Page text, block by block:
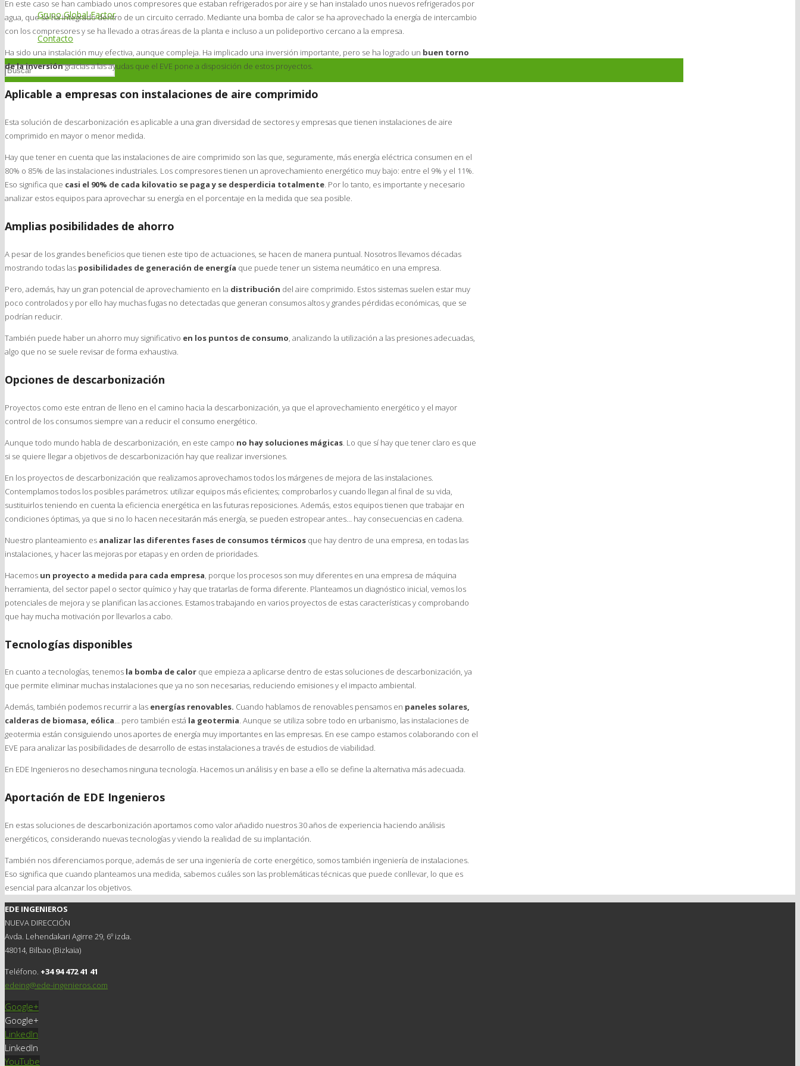
Grupo Global Factor
Contacto
En este caso se han cambiado unos compresores que estaban refrigerados por aire y se han instalado unos nuevos refrigerados por
agua, que se ha integrado dentro de un circuito cerrado. Mediante una bomba de calor se ha aprovechado la energía de intercambio
con los compresores y se ha llevado a otras áreas de la planta e incluso a un polideportivo cercano a la empresa.
Ha sido una instalación muy efectiva, aunque compleja. Ha implicado una inversión importante, pero se ha logrado un buen torno
de la inversióngracias a las ayudas que el EVE pone a disposición de estos proyectos.
Aplicable a empresas con instalaciones de aire comprimido
Esta solución de descarbonización es aplicable a una gran diversidad de sectores y empresas que tienen instalaciones de aire
comprimido en mayor o menor medida.
Hay que tener en cuenta que las instalaciones de aire comprimido son las que, seguramente, más energía eléctrica consumen en el
80% o 85% de las instalaciones industriales. Los compresores tienen un aprovechamiento energético muy bajo: entre el 9% y el 11%.
Eso significa que casi el 90% de cada kilovatio se paga y se desperdicia totalmente. Por lo tanto, es importante y necesario
analizar estos equipos para aprovechar su energía en el porcentaje en la medida que sea posible.
Amplias posibilidades de ahorro
A pesar de los grandes beneficios que tienen este tipo de actuaciones, se hacen de manera puntual. Nosotros llevamos décadas
mostrando todas las posibilidades de generación de energía que puede tener un sistema neumático en una empresa.
Pero, además, hay un gran potencial de aprovechamiento en la distribución del aire comprimido. Estos sistemas suelen estar muy
poco controlados y por ello hay muchas fugas no detectadas que generan consumos altos y grandes pérdidas económicas, que se
podrían reducir.
También puede haber un ahorro muy significativo en los puntos de consumo, analizando la utilización a las presiones adecuadas,
algo que no se suele revisar de forma exhaustiva.
Opciones de descarbonización
Proyectos como este entran de lleno en el camino hacia la descarbonización, ya que el aprovechamiento energético y el mayor
control de los consumos siempre van a reducir el consumo energético.
Aunque todo mundo habla de descarbonización, en este campo no hay soluciones mágicas . Lo que sí hay que tener claro es que
si se quiere llegar a objetivos de descarbonización hay que realizar inversiones.
En los proyectos de descarbonización que realizamos aprovechamos todos los márgenes de mejora de las instalaciones.
Contemplamos todos los posibles parámetros: utilizar equipos más eficientes; comprobarlos y cuando llegan al final de su vida,
sustituirlos teniendo en cuenta la eficiencia energética en las futuras reposiciones. Además, estos equipos tienen que trabajar en
condiciones óptimas, ya que si no lo hacen necesitarán más energía, se pueden estropear antes… hay consecuencias en cadena.
Nuestro planteamiento es analizar las diferentes fases de consumos térmicos que hay dentro de una empresa, en todas las
instalaciones, y hacer las mejoras por etapas y en orden de prioridades.
Hacemos un proyecto a medida para cada empresa , porque los procesos son muy diferentes en una empresa de máquina
herramienta, del sector papel o sector químico y hay que tratarlas de forma diferente. Planteamos un diagnóstico inicial, vemos los
potenciales de mejora y se planifican las acciones. Estamos trabajando en varios proyectos de estas características y comprobando
que hay mucha motivación por llevarlos a cabo.
Tecnologías disponibles
En cuanto a tecnologías, tenemos la bomba de calor que empieza a aplicarse dentro de estas soluciones de descarbonización, ya
que permite eliminar muchas instalaciones que ya no son necesarias, reduciendo emisiones y el impacto ambiental.
Además, también podemos recurrir a las energías renovables. Cuando hablamos de renovables pensamos en paneles solares,
calderas de biomasa, eólica… pero también está la geotermia. Aunque se utiliza sobre todo en urbanismo, las instalaciones de
geotermia están consiguiendo unos aportes de energía muy importantes en las empresas. En ese campo estamos colaborando con el
EVE para analizar las posibilidades de desarrollo de estas instalaciones a través de estudios de viabilidad.
En EDE Ingenieros no desechamos ninguna tecnología. Hacemos un análisis y en base a ello se define la alternativa más adecuada.
Aportación de EDE Ingenieros
En estas soluciones de descarbonización aportamos como valor añadido nuestros 30 años de experiencia haciendo análisis
energéticos, considerando nuevas tecnologías y viendo la realidad de su implantación.
También nos diferenciamos porque, además de ser una ingeniería de corte energético, somos también ingeniería de instalaciones.
Eso significa que cuando planteamos una medida, sabemos cuáles son las problemáticas técnicas que puede conllevar, lo que es
esencial para alcanzar los objetivos.
EDE INGENIEROS
NUEVA DIRECCIÓN
Avda. Lehendakari Agirre 29, 6º izda.
48014, Bilbao (Bizkaia)
Teléfono. +34 94 472 41 41
edeing@ede-ingenieros.com
Google+
Google+
LinkedIn
LinkedIn
YouTube